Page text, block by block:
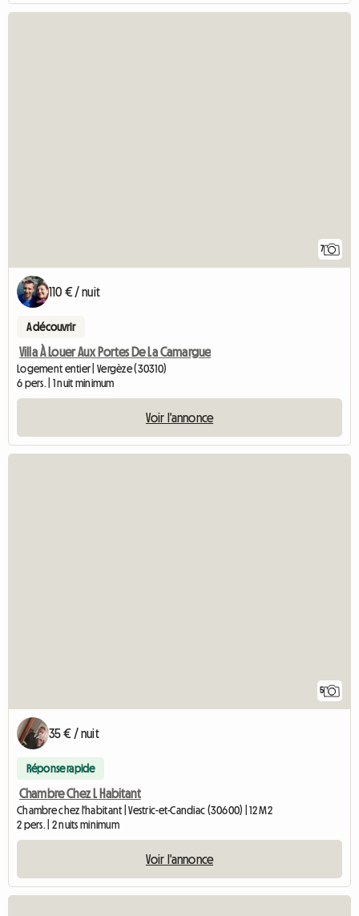
7
110 € / nuit
A découvrir
Villa À Louer Aux Portes De La Camargue
Logement entier | Vergèze (30310)
6 pers. | 1 nuit minimum
Voir l'annonce
5
35 € / nuit
Réponse rapide
Chambre Chez L Habitant
Chambre chez l'habitant | Vestric-et-Candiac (30600) | 12 M2
2 pers. | 2 nuits minimum
Voir l'annonce